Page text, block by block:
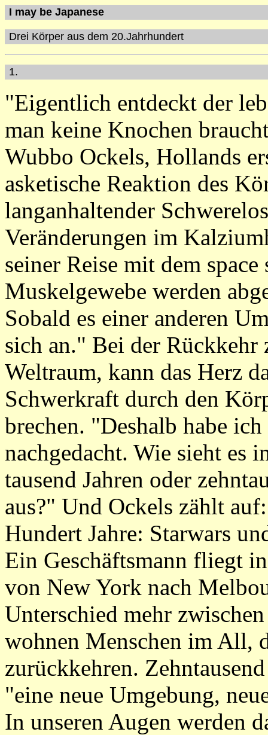
I may be Japanese
Drei Körper aus dem 20.Jahrhundert
1.
"Eigentlich entdeckt der
man keine Knochen
Wubbo Ockels, Hollands
asketische Reaktion des
langanhaltender
Veränderungen im
seiner Reise mit dem
Muskelgewebe werden
Sobald es einer anderen
sich an." Bei der Rückkehr
Weltraum, kann das Herz
Schwerkraft durch den
brechen. "Deshalb habe
nachgedacht. Wie sieht es
tausend Jahren oder
aus?" Und Ockels zählt
Hundert Jahre: Starwars
Ein Geschäftsmann fliegt
von New York nach
Unterschied mehr
wohnen Menschen im All,
zurückkehren.
"eine neue Umgebung,
In unseren Augen werden